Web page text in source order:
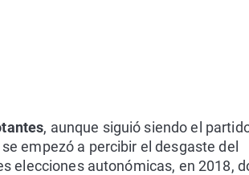
, aunque siguió siendo el
empezó a percibir el desgaste del
elecciones autonómicas, en 2018,